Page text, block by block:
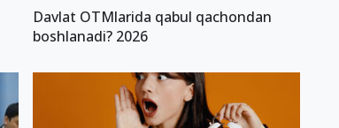
Davlat OTMlarida qabul qachondan
boshlanadi? 2026